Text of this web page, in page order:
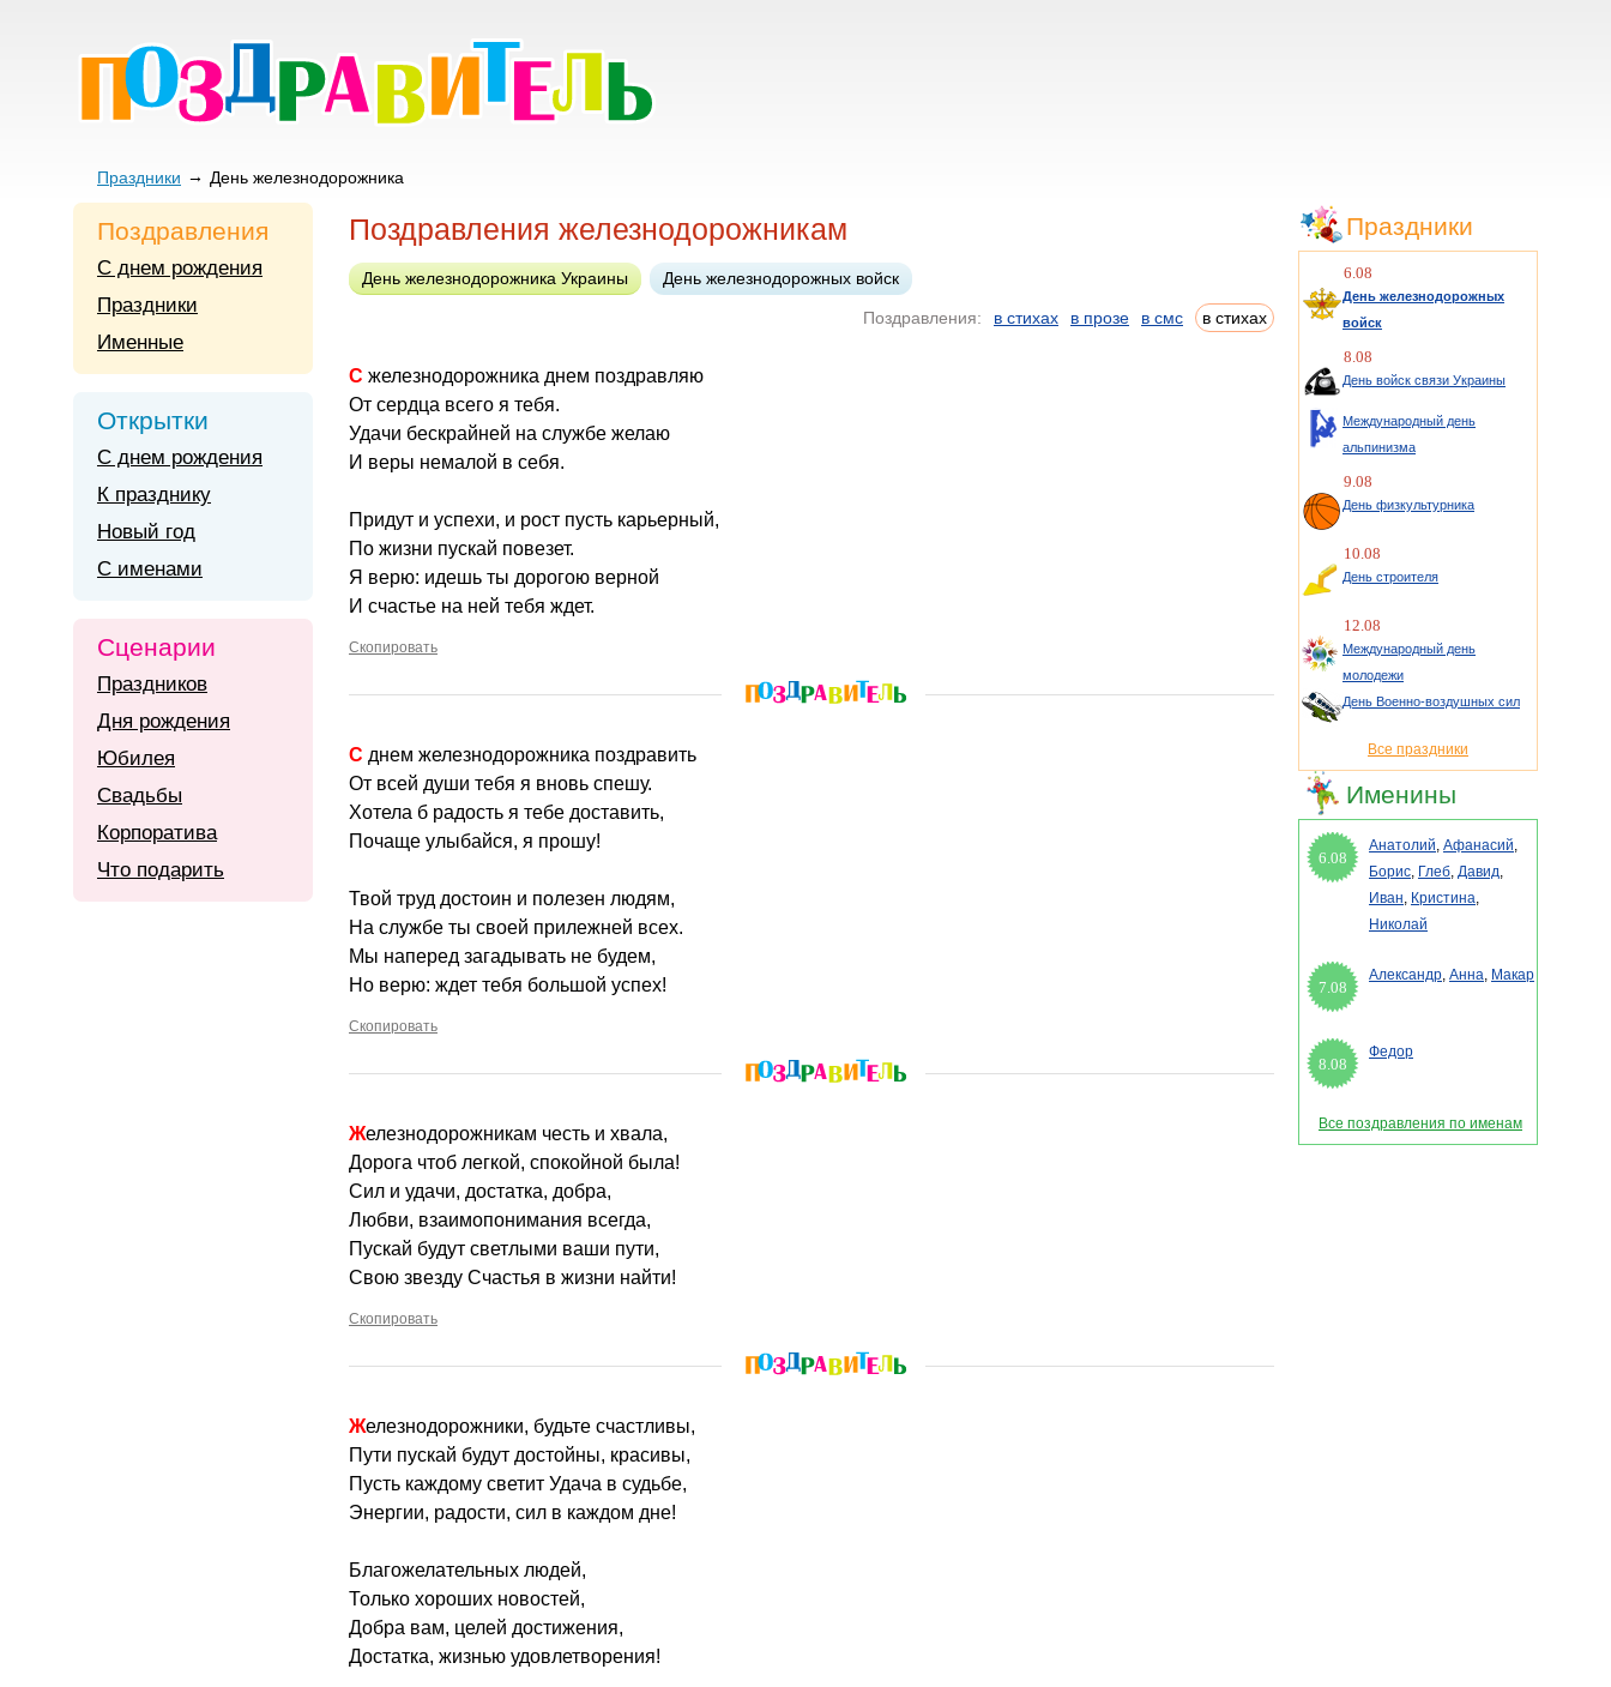
Праздники День железнодорожника
Поздравления железнодорожникам
День железнодорожника Украины День железнодорожных войск
Поздравления: в стихах в прозе в смс в стихах
С железнодорожника днем поздравляю
От сердца всего я тебя.
Удачи бескрайней на службе желаю
И веры немалой в себя.
Придут и успехи, и рост пусть карьерный,
По жизни пускай повезет.
Я верю: идешь ты дорогою верной
И счастье на ней тебя ждет.
Скопировать
С днем железнодорожника поздравить
От всей души тебя я вновь спешу.
Хотела б радость я тебе доставить,
Почаще улыбайся, я прошу!
Твой труд достоин и полезен людям,
На службе ты своей прилежней всех.
Мы наперед загадывать не будем,
Но верю: ждет тебя большой успех!
Скопировать
Железнодорожникам честь и хвала,
Дорога чтоб легкой, спокойной была!
Сил и удачи, достатка, добра,
Любви, взаимопонимания всегда,
Пускай будут светлыми ваши пути,
Свою звезду Счастья в жизни найти!
Скопировать
Железнодорожники, будьте счастливы,
Пути пускай будут достойны, красивы,
Пусть каждому светит Удача в судьбе,
Энергии, радости, сил в каждом дне!
Благожелательных людей,
Только хороших новостей,
Добра вам, целей достижения,
Достатка, жизнью удовлетворения!
Поздравления
С днем рождения
Праздники
Именные
Открытки
С днем рождения
К празднику
Новый год
С именами
Сценарии
Праздников
Дня рождения
Юбилея
Свадьбы
Корпоратива
Что подарить
Праздники
6.08
День железнодорожных
войск
8.08
День войск связи Украины
Международный день
альпинизма
9.08
День физкультурника
10.08
День строителя
12.08
Международный день
молодежи
День Военно-воздушных сил
Все праздники
Именины
6.08
Анатолий, Афанасий,
Борис, Глеб, Давид,
Иван, Кристина,
Николай
7.08
Александр, Анна, Макар
8.08
Федор
Все поздравления по именам